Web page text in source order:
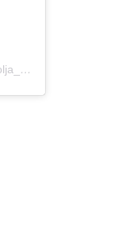
Објава коју дели Đavolja Varoš (@djavolja_varos_cudo_prirode)